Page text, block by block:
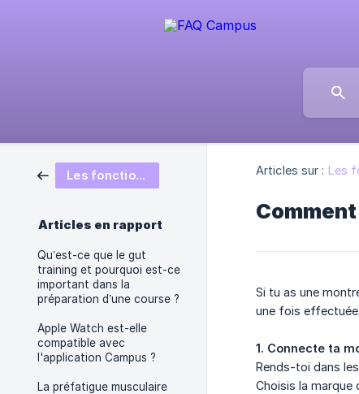
Les fonctionnalités campus
Articles en rapport
Qu’est-ce que le gut
training et pourquoi est-ce
important dans la
préparation d’une course ?
Apple Watch est-elle
compatible avec
l'application Campus ?
La préfatigue musculaire
Articles sur : Les
Si tu as une
une fois
1. Connecte ta
Rends-toi dans
Choisis la